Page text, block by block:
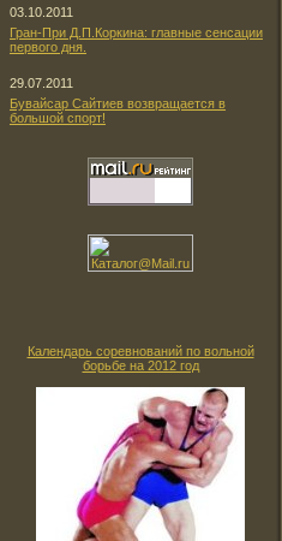
03.10.2011
Гран-При Д.П.Коркина: главные сенсации
первого дня.
29.07.2011
Бувайсар Сайтиев возвращается в
большой спорт!
Календарь соревнований по вольной
борьбе на 2012 год